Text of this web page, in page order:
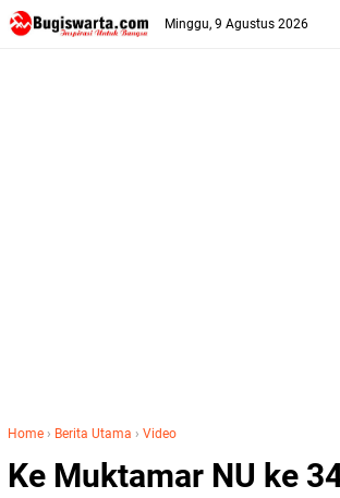
Minggu, 9 Agustus 2026
Home › Berita Utama › Video
Ke Muktamar NU ke